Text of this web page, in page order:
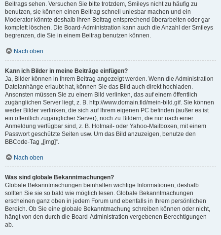
Beitrags sehen. Versuchen Sie bitte trotzdem, Smileys nicht zu häufig zu
benutzen, sie können einen Beitrag schnell unlesbar machen und ein
Moderator könnte deshalb Ihren Beitrag entsprechend überarbeiten oder gar
komplett löschen. Die Board-Administration kann auch die Anzahl der Smileys
begrenzen, die Sie in einem Beitrag benutzen können.
Nach oben
Kann ich Bilder in meine Beiträge einfügen?
Ja, Bilder können in Ihrem Beitrag angezeigt werden. Wenn die Administration
Dateianhänge erlaubt hat, können Sie das Bild auch direkt hochladen.
Ansonsten müssen Sie zu einem Bild verlinken, das auf einem öffentlich
zugänglichen Server liegt, z. B. http://www.domain.tld/mein-bild.gif. Sie können
weder Bilder verlinken, die sich auf Ihrem eigenen PC befinden (außer es ist
ein öffentlich zugänglicher Server), noch zu Bildern, die nur nach einer
Anmeldung verfügbar sind, z. B. Hotmail- oder Yahoo-Mailboxen, mit einem
Passwort geschützte Seiten usw. Um das Bild anzuzeigen, benutze den
BBCode-Tag „[img]“.
Nach oben
Was sind globale Bekanntmachungen?
Globale Bekanntmachungen beinhalten wichtige Informationen, deshalb
sollten Sie sie so bald wie möglich lesen. Globale Bekanntmachungen
erscheinen ganz oben in jedem Forum und ebenfalls in Ihrem persönlichen
Bereich. Ob Sie eine globale Bekanntmachung schreiben können oder nicht,
hängt von den durch die Board-Administration vergebenen Berechtigungen
ab.